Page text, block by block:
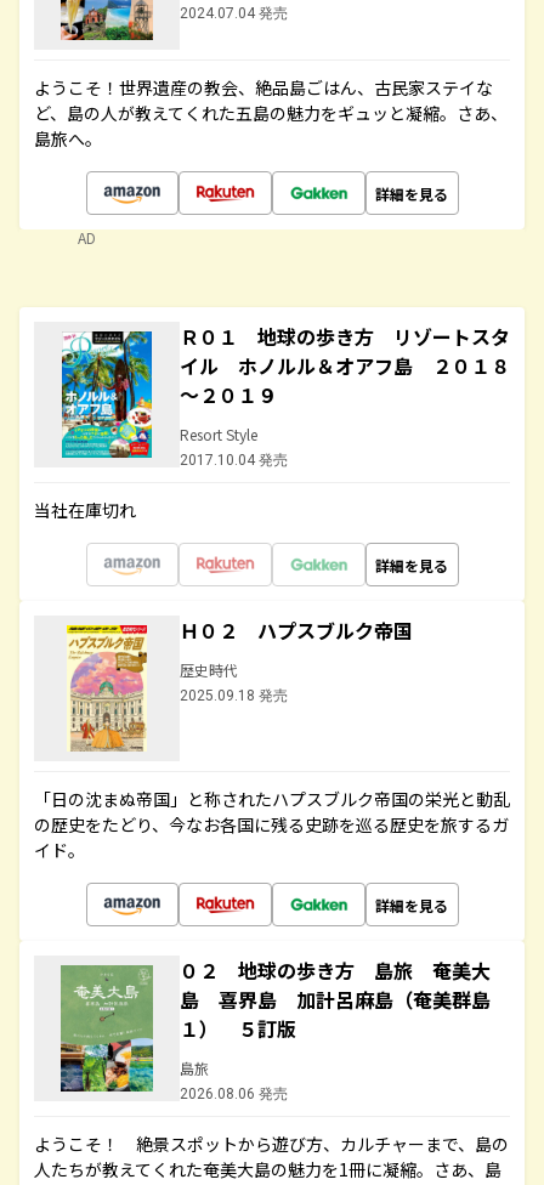
2024.07.04 発売
ようこそ！世界遺産の教会、絶品島ごはん、古民家ステイな
ど、島の人が教えてくれた五島の魅力をギュッと凝縮。さあ、
島旅へ。
詳細を見る
AD
Ｒ０１ 地球の歩き方 リゾートスタ
イル ホノルル＆オアフ島 ２０１８
～２０１９
Resort Style
2017.10.04 発売
当社在庫切れ
詳細を見る
Ｈ０２ ハプスブルク帝国
歴史時代
2025.09.18 発売
「日の沈まぬ帝国」と称されたハプスブルク帝国の栄光と動乱
の歴史をたどり、今なお各国に残る史跡を巡る歴史を旅するガ
イド。
詳細を見る
０２ 地球の歩き方 島旅 奄美大
島 喜界島 加計呂麻島（奄美群島
１） ５訂版
島旅
2026.08.06 発売
ようこそ！ 絶景スポットから遊び方、カルチャーまで、島の
人たちが教えてくれた奄美大島の魅力を1冊に凝縮。さあ、島